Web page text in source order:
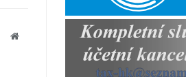
Website